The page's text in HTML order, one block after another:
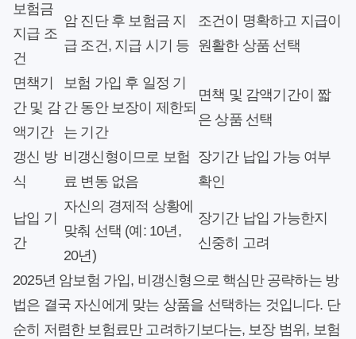
보험금
지급 조
건
암 진단 후 보험금 지
급 조건, 지급 시기 등
조건이 명확하고 지급이
원활한 상품 선택
면책기
간 및 감
액기간
보험 가입 후 일정 기
간 동안 보장이 제한되
는 기간
면책 및 감액기간이 짧
은 상품 선택
갱신 방
식
비갱신형이므로 보험
료 변동 없음
장기간 납입 가능 여부
확인
납입 기
간
자신의 경제적 상황에
맞춰 선택 (예: 10년,
20년)
장기간 납입 가능한지
신중히 고려
2025년 암보험 가입, 비갱신형으로 핵심만 공략하는 방
법은 결국 자신에게 맞는 상품을 선택하는 것입니다. 단
순히 저렴한 보험료만 고려하기보다는, 보장 범위, 보험